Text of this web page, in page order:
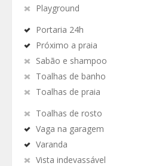
Playground
Portaria 24h
Próximo a praia
Sabão e shampoo
Toalhas de banho
Toalhas de praia
Toalhas de rosto
Vaga na garagem
Varanda
Vista indevassável